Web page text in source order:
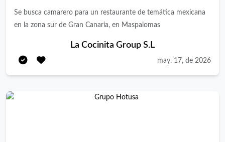
Se busca camarero para un restaurante de temática mexicana
en la zona sur de Gran Canaria, en Maspalomas
La Cocinita Group S.L
may. 17, de 2026